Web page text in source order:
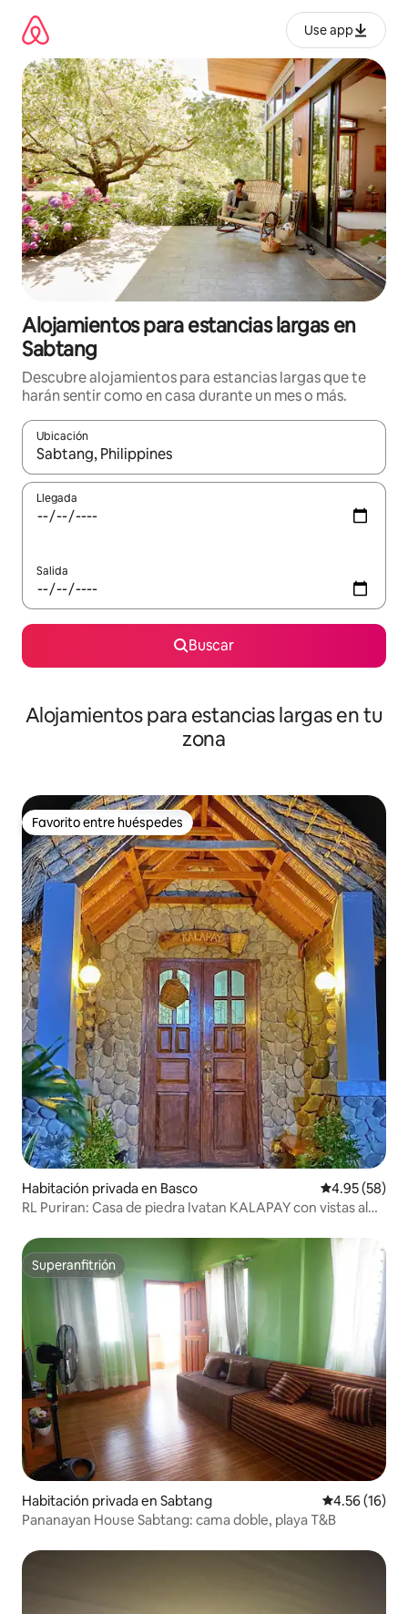
contenido
Use app
Alojamientos para estancias largas en
Sabtang
Descubre alojamientos para estancias largas que te
harán sentir como en casa durante un mes o más.
Ubicación
Cuando los resultados estén disponibles, podrás navegar
Llegada
Salida
Buscar
Alojamientos para estancias largas en tu
zona
Favorito entre huéspedes
Favorito entre huéspedes
Habitación privada en Basco Calificación
4.95 (58)
RL Puriran: Casa de piedra Ivatan KALAPAY con vistas al
Superanfitrión
Superanfitrión
Habitación privada en Sabtang Calificación
4.56 (16)
Pananayan House Sabtang: cama doble, playa T&B